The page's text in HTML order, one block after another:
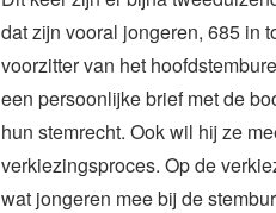
dat zijn vooral jongeren, 685 in
voorzitter van het
een persoonlijke brief met de
hun stemrecht. Ook wil hij ze
verkiezingsproces. Op de
wat jongeren mee bij de